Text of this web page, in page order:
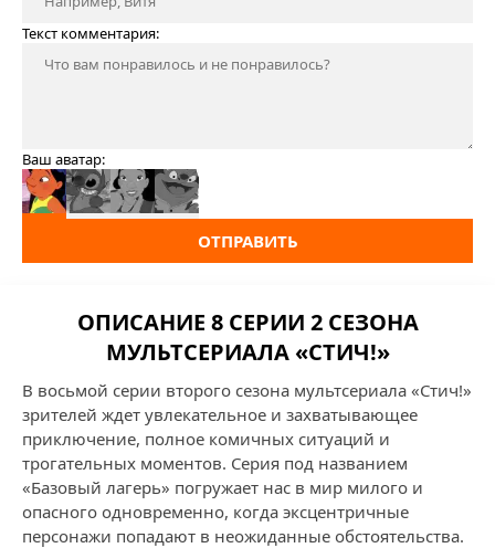
Текст комментария:
Ваш аватар:
ОТПРАВИТЬ
ОПИСАНИЕ 8 СЕРИИ 2 СЕЗОНА
МУЛЬТСЕРИАЛА «СТИЧ!»
В восьмой серии второго сезона мультсериала «Стич!»
зрителей ждет увлекательное и захватывающее
приключение, полное комичных ситуаций и
трогательных моментов. Серия под названием
«Базовый лагерь» погружает нас в мир милого и
опасного одновременно, когда эксцентричные
персонажи попадают в неожиданные обстоятельства.